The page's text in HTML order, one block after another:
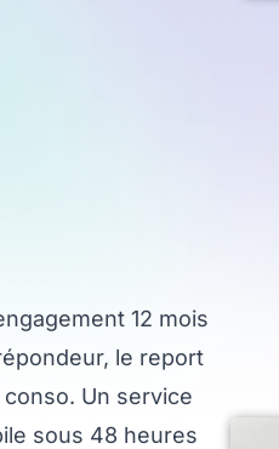
12 mois
le report
Un service
sous 48 heures